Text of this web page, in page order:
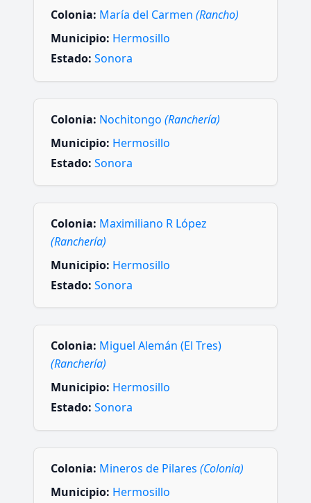
Colonia: María del Carmen (Rancho)
Municipio: Hermosillo
Estado: Sonora
Colonia: Nochitongo (Ranchería)
Municipio: Hermosillo
Estado: Sonora
Colonia: Maximiliano R López
(Ranchería)
Municipio: Hermosillo
Estado: Sonora
Colonia: Miguel Alemán (El Tres)
(Ranchería)
Municipio: Hermosillo
Estado: Sonora
Colonia: Mineros de Pilares (Colonia)
Municipio: Hermosillo